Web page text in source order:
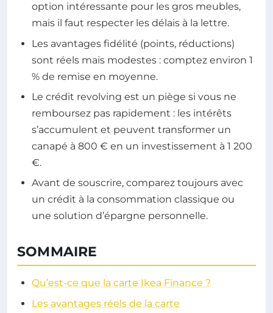
option intéressante pour les gros meubles,
mais il faut respecter les délais à la lettre.
Les avantages fidélité (points, réductions)
sont réels mais modestes : comptez environ 1
% de remise en moyenne.
Le crédit revolving est un piège si vous ne
remboursez pas rapidement : les intérêts
s’accumulent et peuvent transformer un
canapé à 800 € en un investissement à 1 200
€.
Avant de souscrire, comparez toujours avec
un crédit à la consommation classique ou
une solution d’épargne personnelle.
SOMMAIRE
Qu’est-ce que la carte Ikea Finance ?
Les avantages réels de la carte